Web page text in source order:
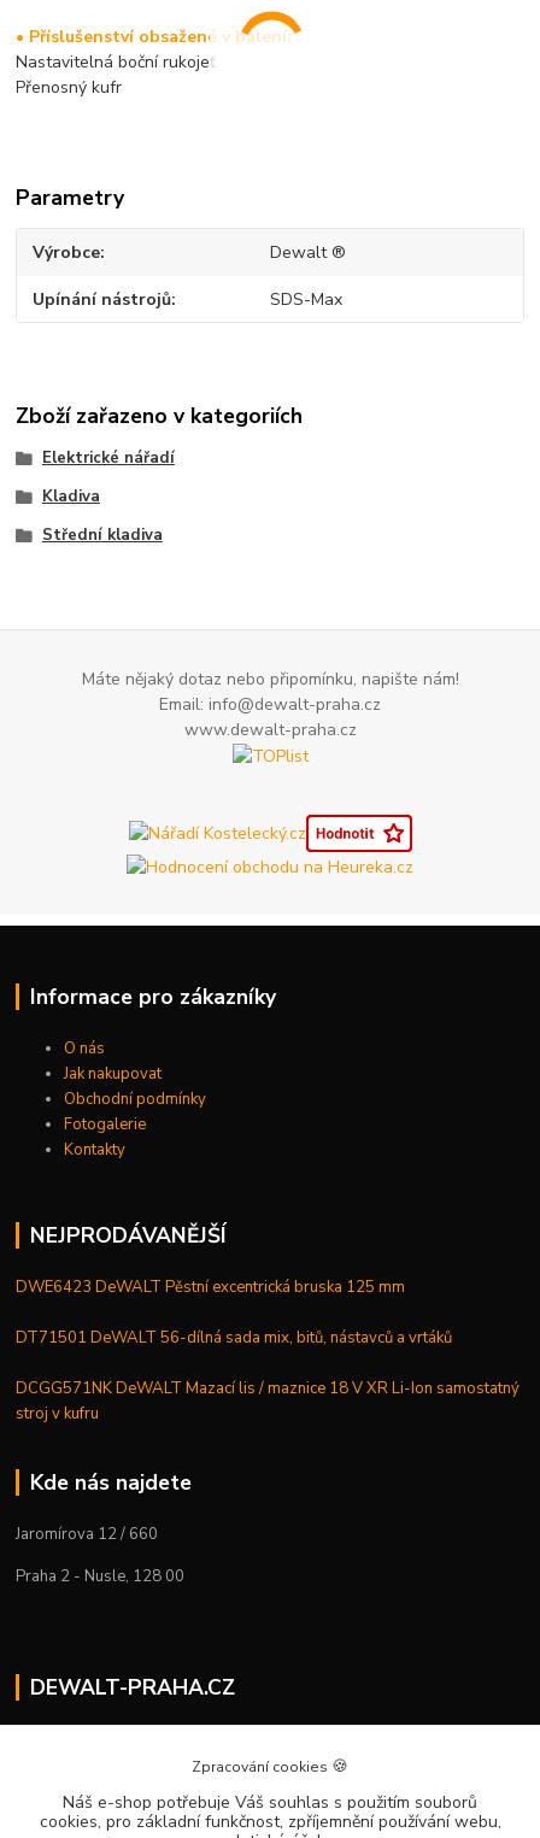
• Příslušenství obsažené v balení:
Nastavitelná boční rukojeť
Přenosný kufr
Parametry
Výrobce Dewalt ®
Upínání nástrojů SDS-Max
Zboží zařazeno v kategoriích
Elektrické nářadí
Kladiva
Střední kladiva
Máte nějaký dotaz nebo připomínku, napište nám!
Email: info@dewalt-praha.cz
www.dewalt-praha.cz
Informace pro zákazníky
O nás
Jak nakupovat
Obchodní podmínky
Fotogalerie
Kontakty
NEJPRODÁVANĚJŠÍ
DWE6423 DeWALT Pěstní excentrická bruska 125 mm
DT71501 DeWALT 56-dílná sada mix, bitů, nástavců a vrtáků
DCGG571NK DeWALT Mazací lis / maznice 18 V XR Li-Ion samostatný
stroj v kufru
Kde nás najdete
Jaromírova 12 / 660
Praha 2 - Nusle, 128 00
DEWALT-PRAHA.CZ
+420 224 936 535
info@dewalt-praha.cz
Zpracování cookies 🍪
Náš e-shop potřebuje Váš souhlas s použitím souborů
cookies, pro základní funkčnost, zpříjemnění používání webu,